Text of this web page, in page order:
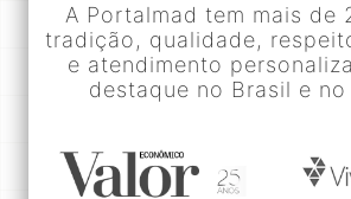
A Portalmad tem mais de
tradição, qualidade,
e atendimento
destaque no Brasil e